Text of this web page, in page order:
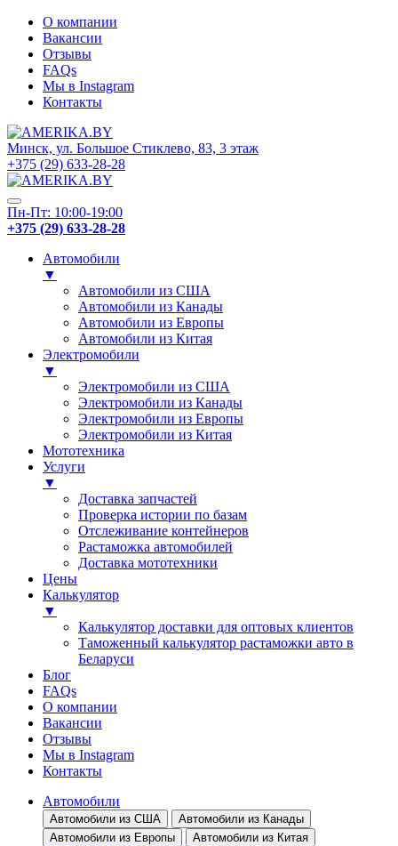
О компании
Вакансии
Отзывы
FAQs
Мы в Instagram
Контакты
Минск, ул. Большое Стиклево, 83, 3 этаж
+375 (29) 633-28-28
Пн-Пт: 10:00-19:00
+375 (29) 633-28-28
Автомобили
▼
Автомобили из США
Автомобили из Канады
Автомобили из Европы
Автомобили из Китая
Электромобили
▼
Электромобили из США
Электромобили из Канады
Электромобили из Европы
Электромобили из Китая
Мототехника
Услуги
▼
Доставка запчастей
Проверка истории по базам
Отслеживание контейнеров
Растаможка автомобилей
Доставка мототехники
Цены
Калькулятор
▼
Калькулятор доставки для оптовых клиентов
Таможенный калькулятор растаможки авто в
Беларуси
Блог
FAQs
О компании
Вакансии
Отзывы
Мы в Instagram
Контакты
Автомобили
Автомобили из США
Автомобили из Канады
Автомобили из Европы
Автомобили из Китая